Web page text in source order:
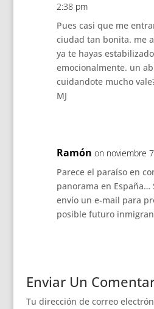
2:38 pm
Pues casi que me
ciudad tan bonita. me
ya te hayas
emocionalmente. un
cuidandote mucho
MJ
Ramón on noviembre
Parece el paraíso en
panorama en
envío un e-mail para
posible futuro
Enviar Un
Tu dirección de correo